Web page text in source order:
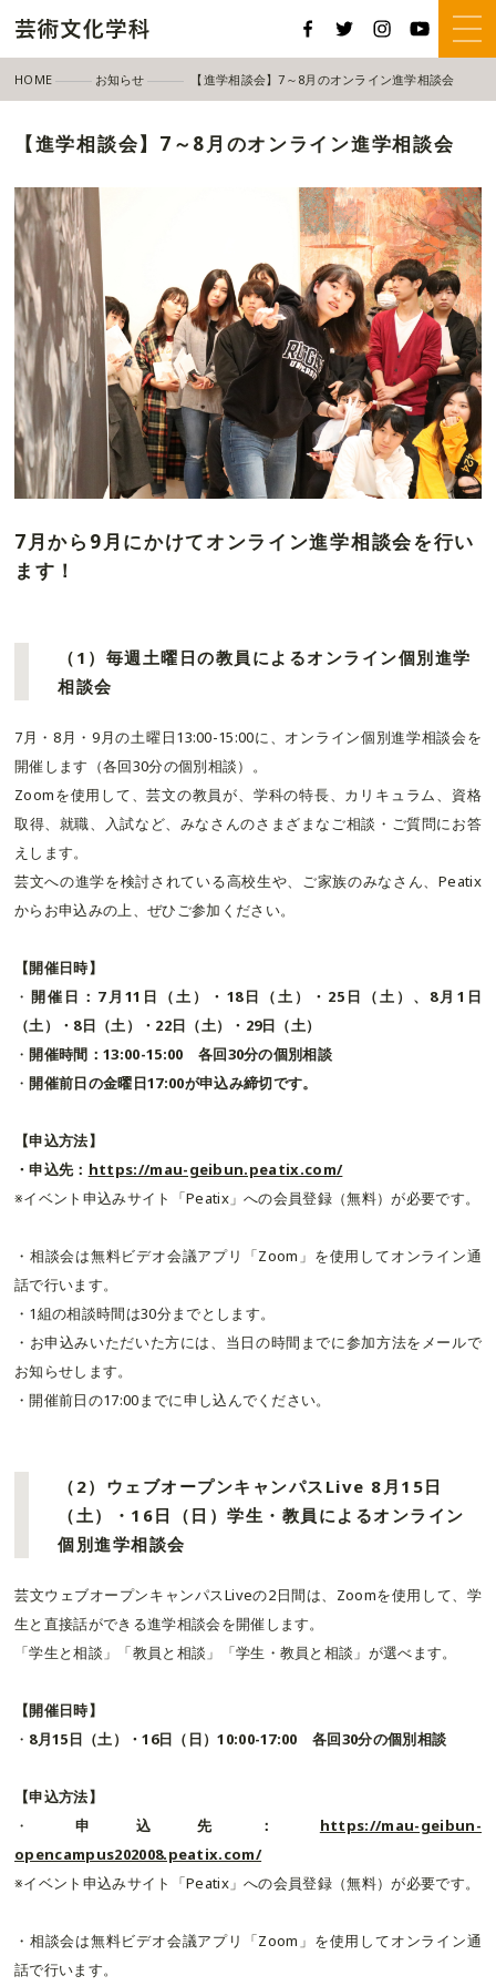
HOME お知らせ 【進学相談会】7～8月のオンライン進学相談会
【進学相談会】7～8月のオンライン進学相談会
7月から9月にかけてオンライン進学相談会を行い
ます！
（1）毎週土曜日の教員によるオンライン個別進学
相談会
7月・8月・9月の土曜日13:00-15:00に、オンライン個別進学相談会を
開催します（各回30分の個別相談）。
Zoomを使用して、芸文の教員が、学科の特長、カリキュラム、資格
取得、就職、入試など、みなさんのさまざまなご相談・ご質問にお答
えします。
芸文への進学を検討されている高校生や、ご家族のみなさん、Peatix
からお申込みの上、ぜひご参加ください。
【開催日時】
・ 開催日：7月11日（土）・18日（土）・25日（土）、8月1日
（土）・8日（土）・22日（土）・29日（土）
・ 開催時間：13:00-15:00 各回30分の個別相談
・ 開催前日の金曜日17:00が申込み締切です。
【申込方法】
・申込先： https://mau-geibun.peatix.com/
※イベント申込みサイト「Peatix」への会員登録（無料）が必要です。
・相談会は無料ビデオ会議アプリ「Zoom」を使用してオンライン通
話で行います。
・1組の相談時間は30分までとします。
・お申込みいただいた方には、当日の時間までに参加方法をメールで
お知らせします。
・開催前日の17:00までに申し込んでください。
（2）ウェブオープンキャンパスLive 8月15日
（土）・16日（日）学生・教員によるオンライン
個別進学相談会
芸文ウェブオープンキャンパスLiveの2日間は、Zoomを使用して、学
生と直接話ができる進学相談会を開催します。
「学生と相談」「教員と相談」「学生・教員と相談」が選べます。
【開催日時】
・ 8月15日（土）・16日（日）10:00-17:00 各回30分の個別相談
【申込方法】
・申込先： https://mau-geibun-
opencampus202008.peatix.com/
※イベント申込みサイト「Peatix」への会員登録（無料）が必要です。
・相談会は無料ビデオ会議アプリ「Zoom」を使用してオンライン通
話で行います。